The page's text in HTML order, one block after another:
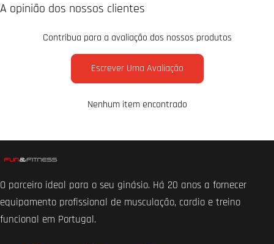
A opinião dos nossos clientes
Contribua para a avaliação dos nossos produtos
Escrever Uma Avaliação
Nenhum item encontrado
O parceiro ideal para o seu ginásio. Há 20 anos a fornecer
equipamento profissional de musculação, cardio e treino
funcional em Portugal.